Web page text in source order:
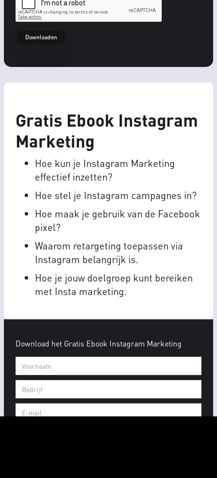
Gratis Ebook Instagram
Marketing
Hoe kun je Instagram Marketing
effectief inzetten?
Hoe stel je Instagram campagnes in?
Hoe maak je gebruik van de Facebook
pixel?
Waarom retargeting toepassen via
Instagram belangrijk is.
Hoe je jouw doelgroep kunt bereiken
met Insta marketing.
Download het Gratis Ebook Instagram Marketing